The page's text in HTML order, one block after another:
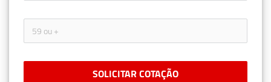
SOLICITAR COTAÇÃO